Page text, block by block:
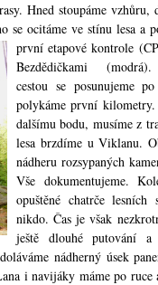
Hned stoupáme vzhůru,
se ocitáme ve stínu lesa a
první etapové kontrole
Bezdědičkami
cestou se posunujeme
polykáme první
dalšímu bodu, musíme z
lesa brzdíme u Viklanu.
nádheru rozsypaných
Vše dokumentujeme.
opuštěné chatrče lesních
nikdo. Čas je však
ještě dlouhé putování
nádherný úsek
i navijáky máme po ruce